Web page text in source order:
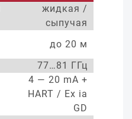
жидкая /
сыпучая
до 20 м
77…81 ГГц
4 — 20 mA +
HART / Ex ia
GD